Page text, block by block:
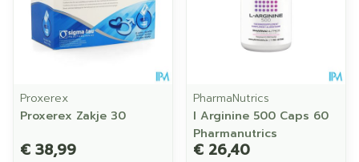
Proxerex
Proxerex Zakje 30
€ 38,99
PharmaNutrics
l Arginine 500 Caps 60
Pharmanutrics
€ 26,40